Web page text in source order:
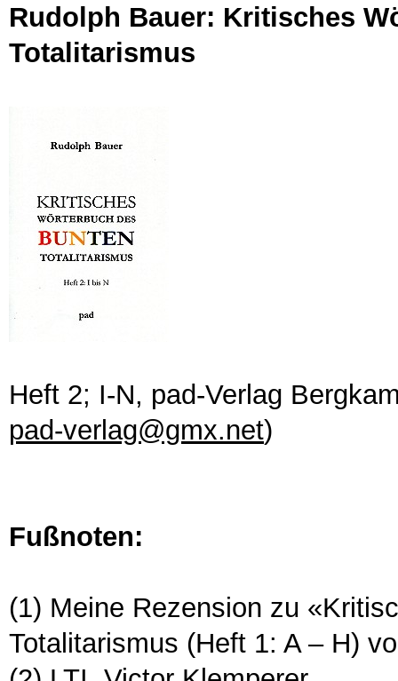
Rudolph Bauer: Kritisches
Totalitarismus
Heft 2; I-N, pad-Verlag
pad-verlag@gmx.net)
Fußnoten:
(1) Meine Rezension zu
Totalitarismus (Heft 1: A – H)